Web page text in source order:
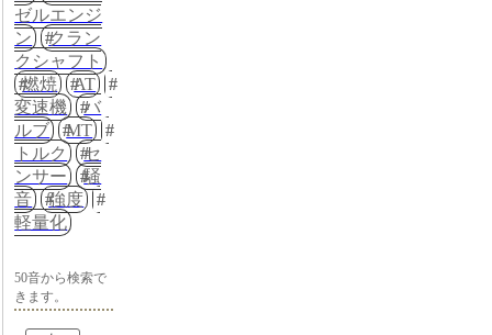
ゼルエンジ
ン
クラン
クシャフト
燃焼
AT
変速機
バ
ルブ
MT
トルク
セ
ンサー
騒
音
強度
軽量化
50音から検索で
きます。